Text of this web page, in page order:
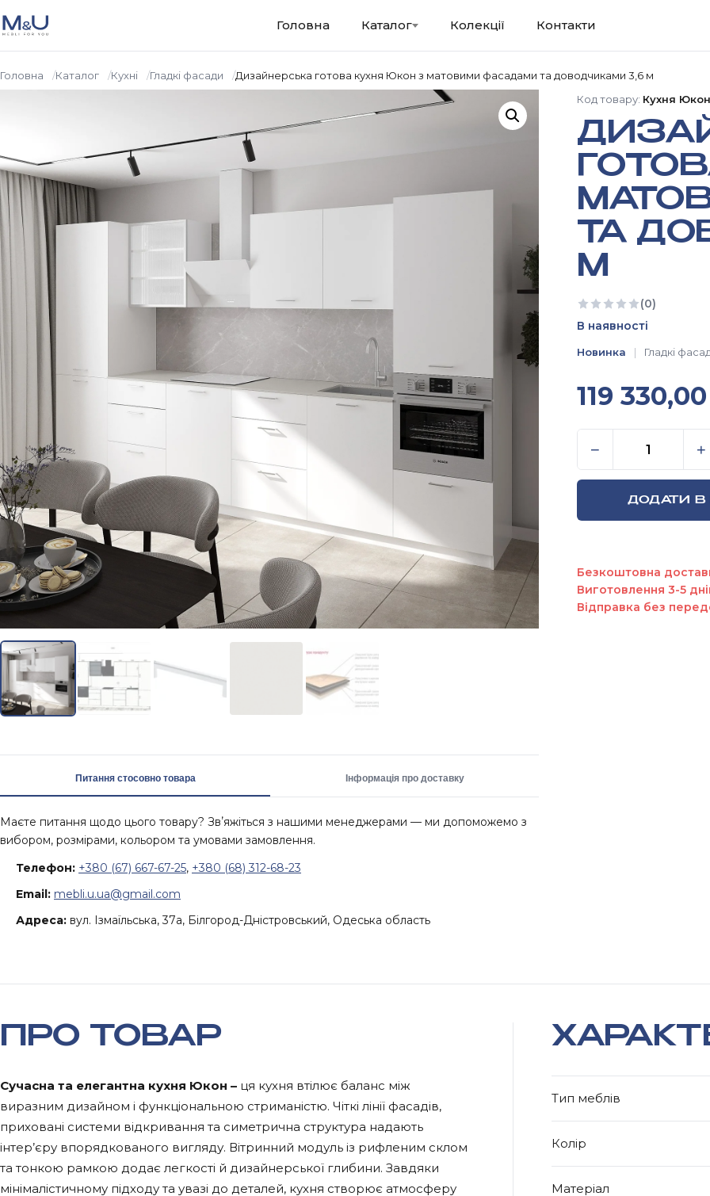
Головна
Каталог Колекції Контакти
Головна Каталог Кухнi Гладкі фасади
Дизайнерська готова кухня Юкон з матовими фасадами та доводчиками 3,6 м
Код товару: Кухня
ТА
М
(0)
Ще немає відгуків
В наявності
Новинка Гладкі
119 330,00
− +
ДОДАТИ
Безкоштовна
Виготовлення 3-5
Відправка без
Питання стосовно товара Інформація про доставку
Маєте питання щодо цього товару? Звʼяжіться з нашими менеджерами — ми допоможемо з
вибором, розмірами, кольором та умовами замовлення.
Телефон: +380 (67) 667-67-25, +380 (68) 312-68-23
Email: mebli.u.ua@gmail.com
Адреса: вул. Ізмаїльська, 37а, Білгород-Дністровський, Одеська область
ПРО ТОВАР
Сучасна та елегантна кухня Юкон – ця кухня втілює баланс між
виразним дизайном і функціональною стриманістю. Чіткі лінії фасадів,
приховані системи відкривання та симетрична структура надають
інтер’єру впорядкованого вигляду. Вітринний модуль із рифленим склом
та тонкою рамкою додає легкості й дизайнерської глибини. Завдяки
мінімалістичному підходу та увазі до деталей, кухня створює атмосферу
Тип меблів
Колір
Матеріал